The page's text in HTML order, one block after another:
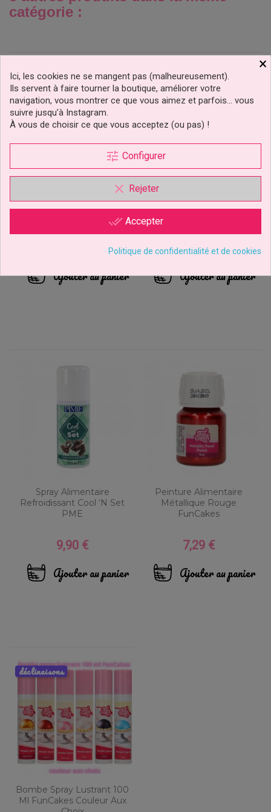
catégorie :
Bombe Spray Demoulant
Ajouter au panier
Rejuvenator Spirit Alcool
Prix
12,99 €
Ajouter au panier
Spray Alimentaire
Refroidissant Cool ‘n Set
PME
Prix
9,90 €
Ajouter au panier
Peinture Alimentaire
Métallique Rouge
FunCakes
Prix
7,29 €
Ajouter au panier
Bombe Spray Lustrant 100
Ml FunCakes Couleur Aux
déclinaisons
×
Ici, les cookies ne se mangent pas (malheureusement).
Ils servent à faire tourner la boutique, améliorer votre
navigation, vous montrer ce que vous aimez et parfois… vous
suivre jusqu’à Instagram.
À vous de choisir ce que vous acceptez (ou pas) !
tune Configurer
clear Rejeter
done_all Accepter
Politique de confidentialité et de cookies